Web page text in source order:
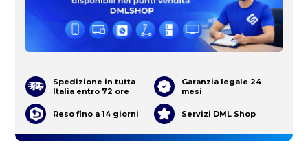
Spedizione in tutta
Italia entro 72 ore
Garanzia legale 24
mesi
Reso fino a 14 giorni Servizi DML Shop